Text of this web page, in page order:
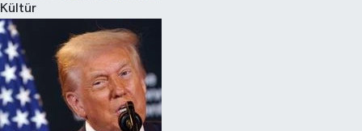
Kültür
Kim kimdir?
Kültür Sanat
Sağlık